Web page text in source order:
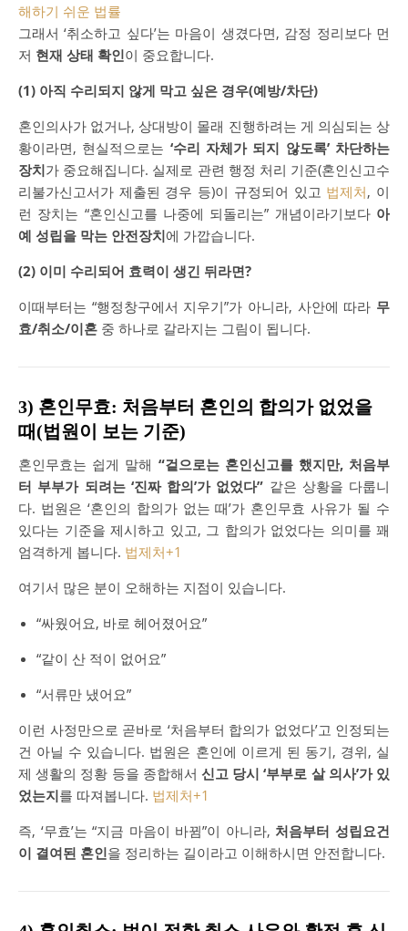
해하기 쉬운 법률
그래서 ‘취소하고 싶다’는 마음이 생겼다면, 감정 정리보다 먼
저 현재 상태 확인이 중요합니다.
(1) 아직 수리되지 않게 막고 싶은 경우(예방/차단)
혼인의사가 없거나, 상대방이 몰래 진행하려는 게 의심되는 상
황이라면, 현실적으로는 ‘수리 자체가 되지 않도록’ 차단하는
장치가 중요해집니다. 실제로 관련 행정 처리 기준(혼인신고수
리불가신고서가 제출된 경우 등)이 규정되어 있고 법제처, 이
런 장치는 “혼인신고를 나중에 되돌리는” 개념이라기보다 아
예 성립을 막는 안전장치에 가깝습니다.
(2) 이미 수리되어 효력이 생긴 뒤라면?
이때부터는 “행정창구에서 지우기”가 아니라, 사안에 따라 무
효/취소/이혼 중 하나로 갈라지는 그림이 됩니다.
3) 혼인무효: 처음부터 혼인의 합의가 없었을
때(법원이 보는 기준)
혼인무효는 쉽게 말해 “겉으로는 혼인신고를 했지만, 처음부
터 부부가 되려는 ‘진짜 합의’가 없었다” 같은 상황을 다룹니
다. 법원은 ‘혼인의 합의가 없는 때’가 혼인무효 사유가 될 수
있다는 기준을 제시하고 있고, 그 합의가 없었다는 의미를 꽤
엄격하게 봅니다. 법제처+1
여기서 많은 분이 오해하는 지점이 있습니다.
“싸웠어요, 바로 헤어졌어요”
“같이 산 적이 없어요”
“서류만 냈어요”
이런 사정만으로 곧바로 ‘처음부터 합의가 없었다’고 인정되는
건 아닐 수 있습니다. 법원은 혼인에 이르게 된 동기, 경위, 실
제 생활의 정황 등을 종합해서 신고 당시 ‘부부로 살 의사’가 있
었는지를 따져봅니다. 법제처+1
즉, ‘무효’는 “지금 마음이 바뀜”이 아니라, 처음부터 성립요건
이 결여된 혼인을 정리하는 길이라고 이해하시면 안전합니다.